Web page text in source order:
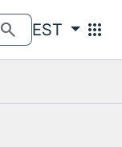
search EST apps